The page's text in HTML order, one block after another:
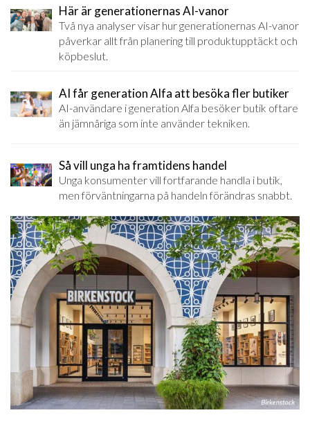
Här är generationernas AI-vanor
Två nya analyser visar hur generationernas AI-vanor
påverkar allt från planering till produktupptäckt och
köpbeslut.
AI får generation Alfa att besöka fler butiker
AI-användare i generation Alfa besöker butik oftare
än jämnåriga som inte använder tekniken.
Så vill unga ha framtidens handel
Unga konsumenter vill fortfarande handla i butik,
men förväntningarna på handeln förändras snabbt.